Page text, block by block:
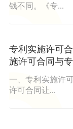
钱不同。《专...
专利实施许可
施许可合同与
一、专利实施许
许可合同让...